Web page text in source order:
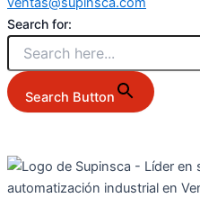
Search for:
Search Button